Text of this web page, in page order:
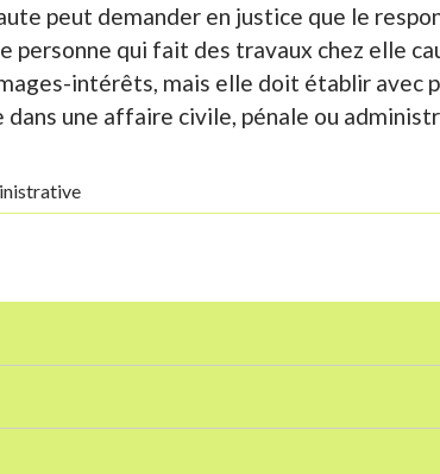
peut demander en justice que le
personne qui fait des travaux chez elle
intérêts, mais elle doit établir avec
une affaire civile, pénale ou